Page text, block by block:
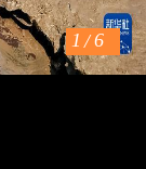
1 /6